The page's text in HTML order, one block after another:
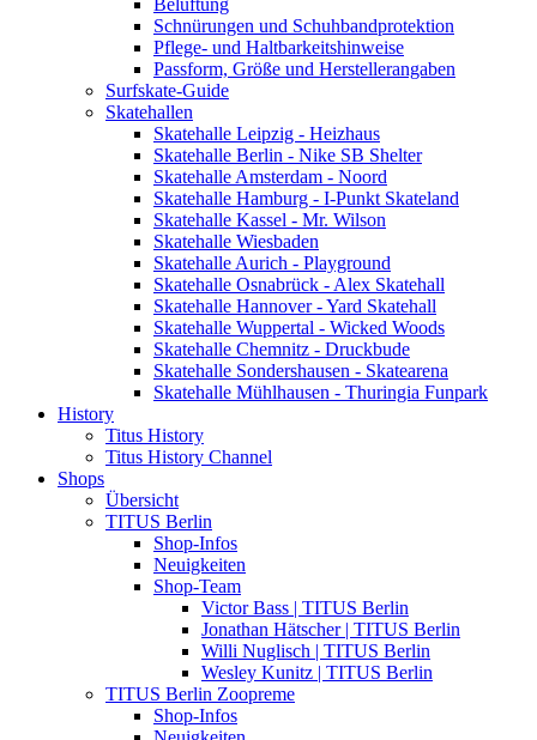
Belüftung
Schnürungen und Schuhbandprotektion
Pflege- und Haltbarkeitshinweise
Passform, Größe und Herstellerangaben
Surfskate-Guide
Skatehallen
Skatehalle Leipzig - Heizhaus
Skatehalle Berlin - Nike SB Shelter
Skatehalle Amsterdam - Noord
Skatehalle Hamburg - I-Punkt Skateland
Skatehalle Kassel - Mr. Wilson
Skatehalle Wiesbaden
Skatehalle Aurich - Playground
Skatehalle Osnabrück - Alex Skatehall
Skatehalle Hannover - Yard Skatehall
Skatehalle Wuppertal - Wicked Woods
Skatehalle Chemnitz - Druckbude
Skatehalle Sondershausen - Skatearena
Skatehalle Mühlhausen - Thuringia Funpark
History
Titus History
Titus History Channel
Shops
Übersicht
TITUS Berlin
Shop-Infos
Neuigkeiten
Shop-Team
Victor Bass | TITUS Berlin
Jonathan Hätscher | TITUS Berlin
Willi Nuglisch | TITUS Berlin
Wesley Kunitz | TITUS Berlin
TITUS Berlin Zoopreme
Shop-Infos